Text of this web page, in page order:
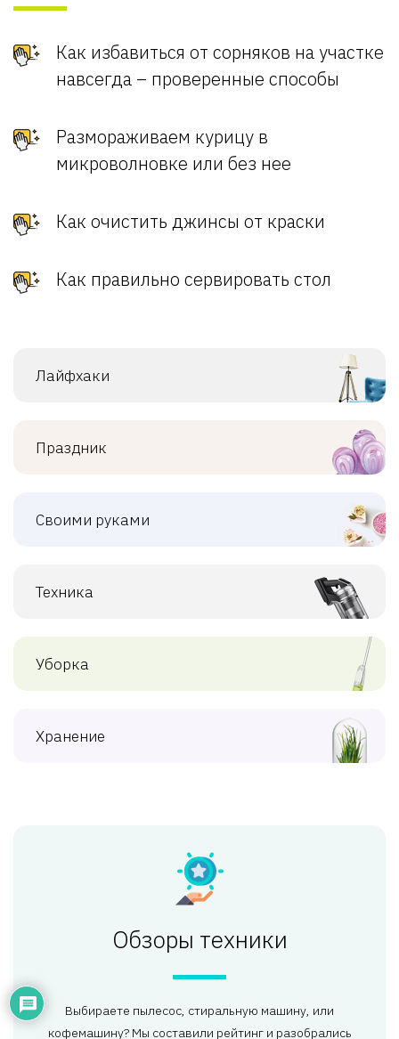
Как избавиться от сорняков на участке
навсегда – проверенные способы
Размораживаем курицу в
микроволновке или без нее
Как очистить джинсы от краски
Как правильно сервировать стол
Лайфхаки
Праздник
Своими руками
Техника
Уборка
Хранение
Обзоры техники
Выбираете пылесос, стиральную машину, или
кофемашину? Мы составили рейтинг и разобрались